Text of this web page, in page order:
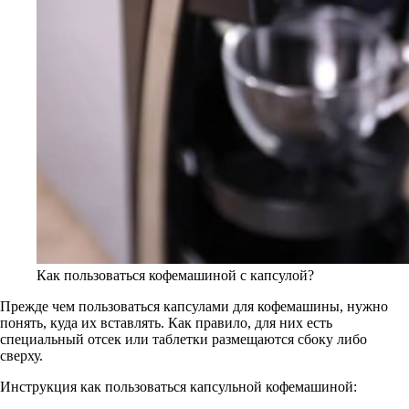
Как пользоваться кофемашиной с капсулой?
Прежде чем пользоваться капсулами для кофемашины, нужно
понять, куда их вставлять. Как правило, для них есть
специальный отсек или таблетки размещаются сбоку либо
сверху.
Инструкция как пользоваться капсульной кофемашиной: